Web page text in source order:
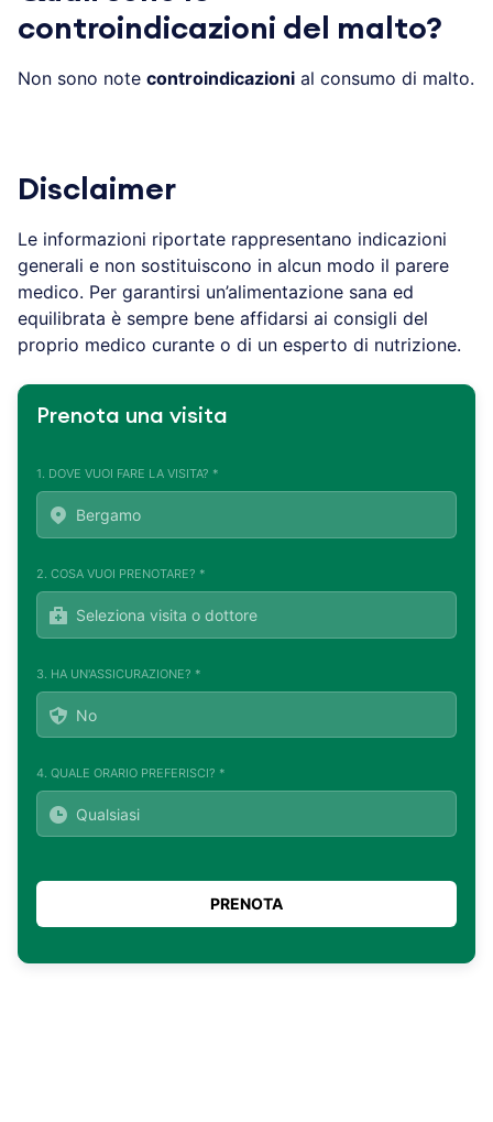
controindicazioni del malto?
Non sono note controindicazioni al consumo di malto.
Disclaimer
Le informazioni riportate rappresentano indicazioni
generali e non sostituiscono in alcun modo il parere
medico. Per garantirsi un’alimentazione sana ed
equilibrata è sempre bene affidarsi ai consigli del
proprio medico curante o di un esperto di nutrizione.
Prenota una visita
1. DOVE VUOI FARE LA VISITA? *
2. COSA VUOI PRENOTARE? *
3. HA UN'ASSICURAZIONE? *
4. QUALE ORARIO PREFERISCI? *